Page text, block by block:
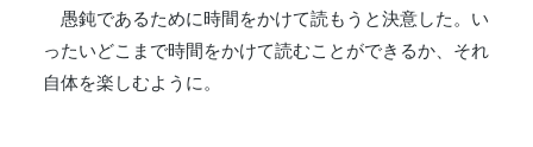
愚鈍であるために時間をかけて読もうと決意した。い
ったいどこまで時間をかけて読むことができるか、それ
自体を楽しむように。